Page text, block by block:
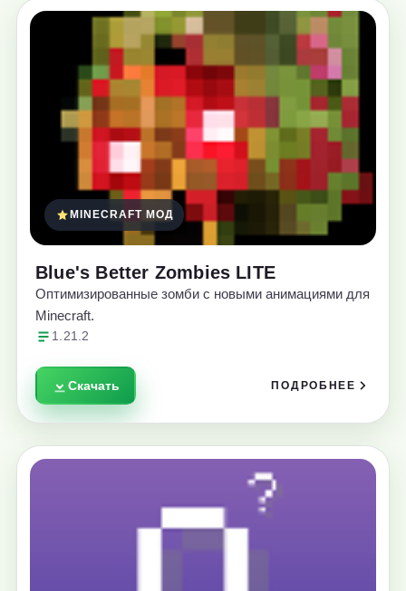
MINECRAFT МОД
Blue's Better Zombies LITE
Оптимизированные зомби с новыми анимациями для
Minecraft.
1.21.2
Скачать ПОДРОБНЕЕ